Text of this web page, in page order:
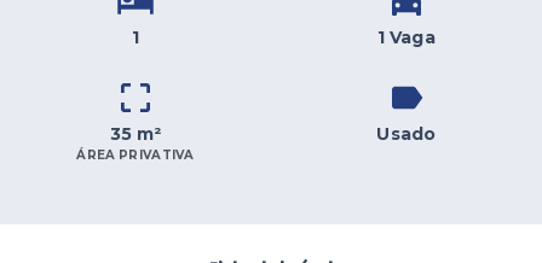
1 1 Vaga
35 m²
ÁREA PRIVATIVA
Usado